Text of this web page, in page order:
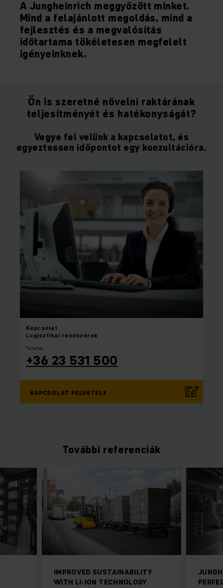
A Jungheinrich meggyőzött minket.
Mind a felajánlott megoldás, mind a
fejlesztés és a megvalósítás
időtartama tökéletesen megfelelt
igényeinknek.
Ön is szeretné növelni raktárának
teljesítményét és hatékonyságát?
Vegye fel velünk a kapcsolatot, és
egyeztessen időpontot egy konzultációra.
Kapcsolat
Logisztikai rendszerek
Telefon
+36 23 531 500
KAPCSOLAT FELVÉTELE
További referenciák
IMPROVED SUSTAINABILITY
WITH LI-ION TECHNOLOGY